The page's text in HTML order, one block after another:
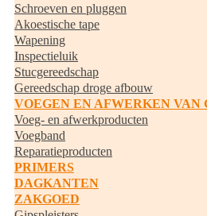
Schroeven en pluggen
Akoestische tape
Wapening
Inspectieluik
Stucgereedschap
Gereedschap droge afbouw
VOEGEN EN AFWERKEN VAN
Voeg- en afwerkproducten
Voegband
Reparatieproducten
PRIMERS
DAGKANTEN
ZAKGOED